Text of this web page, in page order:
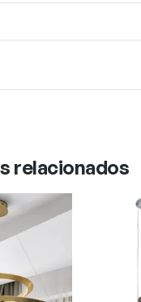
relacionados